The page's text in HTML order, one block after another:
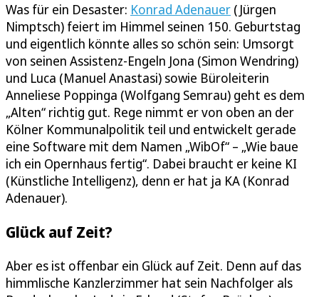
Was für ein Desaster: Konrad Adenauer (Jürgen
Nimptsch) feiert im Himmel seinen 150. Geburtstag
und eigentlich könnte alles so schön sein: Umsorgt
von seinen Assistenz-Engeln Jona (Simon Wendring)
und Luca (Manuel Anastasi) sowie Büroleiterin
Anneliese Poppinga (Wolfgang Semrau) geht es dem
„Alten“ richtig gut. Rege nimmt er von oben an der
Kölner Kommunalpolitik teil und entwickelt gerade
eine Software mit dem Namen „WibOf“ – „Wie baue
ich ein Opernhaus fertig“. Dabei braucht er keine KI
(Künstliche Intelligenz), denn er hat ja KA (Konrad
Adenauer).
Glück auf Zeit?
Aber es ist offenbar ein Glück auf Zeit. Denn auf das
himmlische Kanzlerzimmer hat sein Nachfolger als